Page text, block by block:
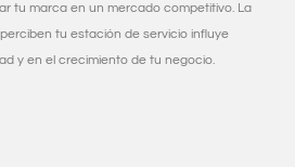
tu marca en un mercado competitivo. La
tu estación de servicio influye
y en el crecimiento de tu negocio.